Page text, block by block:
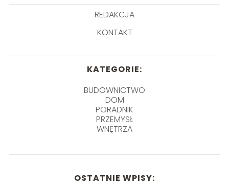
REDAKCJA
KONTAKT
KATEGORIE:
BUDOWNICTWO
DOM
PORADNIK
PRZEMYSŁ
WNĘTRZA
OSTATNIE WPISY: